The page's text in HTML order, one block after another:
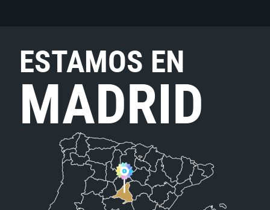
ESTAMOS EN
MADRID